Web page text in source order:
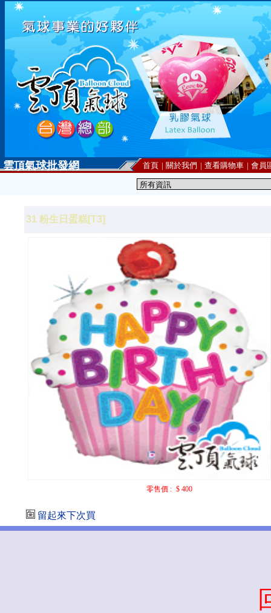
雲頂氣球批發網 首頁 | 關於我們 | 查看購物車 | 會員
31 粉生日蛋糕[T3]
零售價 : $ 400
留起來下次買